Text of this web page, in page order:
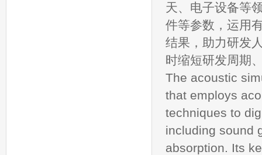
天、电子设备等
件等参数，运用
结果，助力研发
时缩短研发周期
The acoustic
that employs
techniques to
including sound
absorption. Its